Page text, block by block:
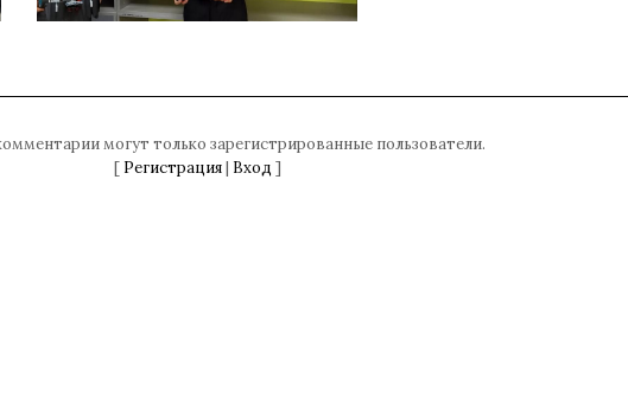
могут только зарегистрированные пользователи.
[ Регистрация| Вход ]